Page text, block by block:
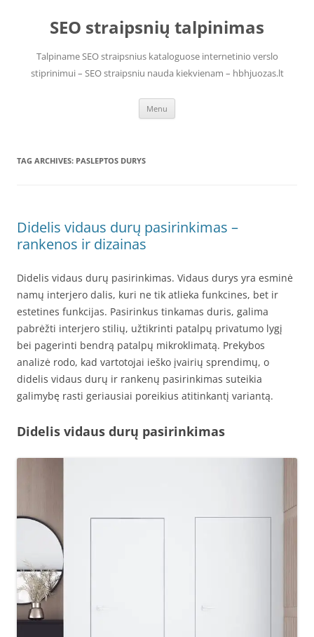
contentSEO straipsnių talpinimas
Talpiname SEO straipsnius kataloguose internetinio verslo
stiprinimui – SEO straipsniu nauda kiekvienam – hbhjuozas.lt
Menu
TAG ARCHIVES: PASLEPTOS DURYS
Didelis vidaus durų pasirinkimas –
rankenos ir dizainas
Didelis vidaus durų pasirinkimas. Vidaus durys yra esminė
namų interjero dalis, kuri ne tik atlieka funkcines, bet ir
estetines funkcijas. Pasirinkus tinkamas duris, galima
pabrėžti interjero stilių, užtikrinti patalpų privatumo lygį
bei pagerinti bendrą patalpų mikroklimatą. Prekybos
analizė rodo, kad vartotojai ieško įvairių sprendimų, o
didelis vidaus durų ir rankenų pasirinkimas suteikia
galimybę rasti geriausiai poreikius atitinkantį variantą.
Didelis vidaus durų pasirinkimas